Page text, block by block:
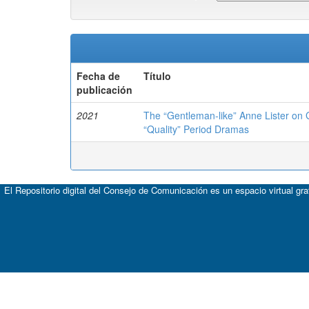
Fecha de
publicación
Título
2021
The “Gentleman-like” Anne Lister
“Quality” Period Dramas
El Repositorio digital del Consejo de Comunicación es un espacio virtual